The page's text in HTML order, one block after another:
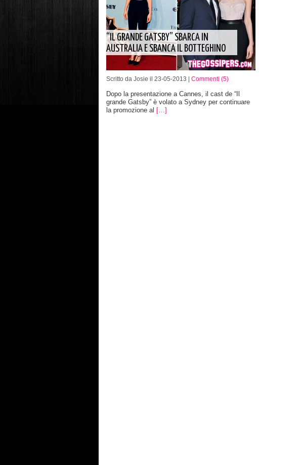
“IL GRANDE GATSBY” SBARCA IN
AUSTRALIA E SBANCA IL BOTTEGHINO
Scritto da Josie il 23-05-2013 | Commenti (5)
Dopo la presentazione a Cannes, il cast de “Il
grande Gatsby” è volato a Sydney per continuare
la promozione al […]